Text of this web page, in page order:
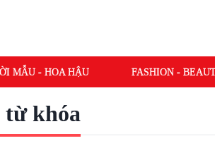
MẪU - HOA HẬU FASHION -
khóa